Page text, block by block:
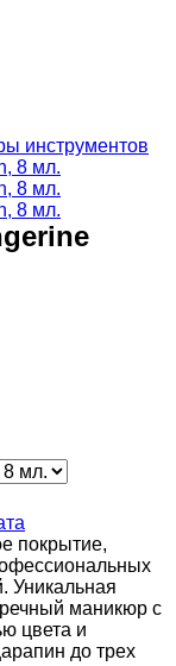
инструментов
покрытие,
Уникальная
маникюр с
цвета и
до трех